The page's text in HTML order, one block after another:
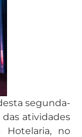
segunda-
das atividades
no